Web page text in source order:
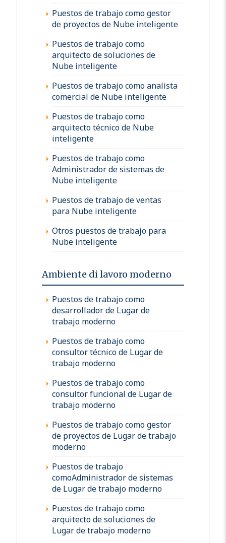
Puestos de trabajo como gestor
de proyectos de Nube inteligente
Puestos de trabajo como
arquitecto de soluciones de
Nube inteligente
Puestos de trabajo como analista
comercial de Nube inteligente
Puestos de trabajo como
arquitecto técnico de Nube
inteligente
Puestos de trabajo como
Administrador de sistemas de
Nube inteligente
Puestos de trabajo de ventas
para Nube inteligente
Otros puestos de trabajo para
Nube inteligente
Ambiente di lavoro moderno
Puestos de trabajo como
desarrollador de Lugar de
trabajo moderno
Puestos de trabajo como
consultor técnico de Lugar de
trabajo moderno
Puestos de trabajo como
consultor funcional de Lugar de
trabajo moderno
Puestos de trabajo como gestor
de proyectos de Lugar de trabajo
moderno
Puestos de trabajo
comoAdministrador de sistemas
de Lugar de trabajo moderno
Puestos de trabajo como
arquitecto de soluciones de
Lugar de trabajo moderno